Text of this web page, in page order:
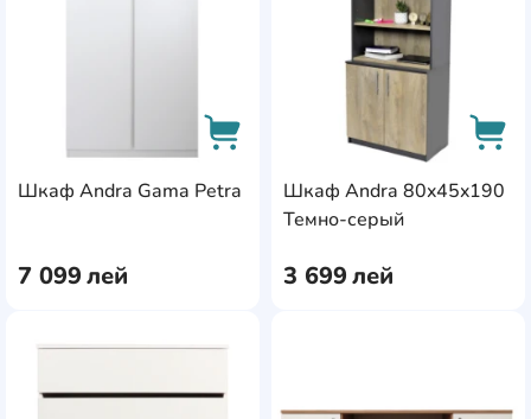
Шкаф Andra Gama Petra
7 099лей
AddCardToCart
Шкаф Andra 80x45x190
Темно-серый
3 699лей